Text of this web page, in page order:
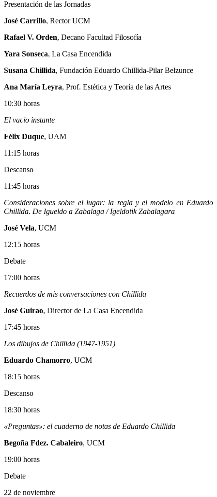
Presentación de las Jornadas
José Carrillo, Rector UCM
Rafael V. Orden, Decano Facultad Filosofía
Yara Sonseca, La Casa Encendida
Susana Chillida, Fundación Eduardo Chillida-Pilar Belzunce
Ana María Leyra, Prof. Estética y Teoría de las Artes
10:30 horas
El vacío instante
Félix Duque, UAM
11:15 horas
Descanso
11:45 horas
Consideraciones sobre el lugar: la regla y el modelo en Eduardo
Chillida. De Igueldo a Zabalaga / Igeldotik Zabalagara
José Vela, UCM
12:15 horas
Debate
17:00 horas
Recuerdos de mis conversaciones con Chillida
José Guirao, Director de La Casa Encendida
17:45 horas
Los dibujos de Chillida (1947-1951)
Eduardo Chamorro, UCM
18:15 horas
Descanso
18:30 horas
«Preguntas»: el cuaderno de notas de Eduardo Chillida
Begoña Fdez. Cabaleiro, UCM
19:00 horas
Debate
22 de noviembre